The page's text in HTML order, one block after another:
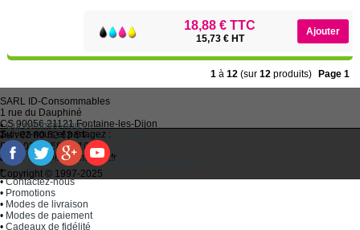
18,88 € TTC
15,73 € HT
1 à12 (sur12 produits) Page 1
SARL ID-Consommables
1 rue du Dauphiné
CS 90056 21121Fontaine-les-Dijon
Tel :03 80 52 63 64
Fax :03 80 58 81 10
Email : idc@imprimantes.fr
•Qui sommes-nous ?
•Recycler ses cartouches usagées
• Bien choisir ses cartouches d'encre
•
Conditions générales de vente
•Plan du site
•Contactez-nous
• Promotions
• Modes de livraison
• Modes de paiement
• Cadeaux de fidélité
Suivez-nous et partagez :
Consent Preferences
Copyright © 1997-2025